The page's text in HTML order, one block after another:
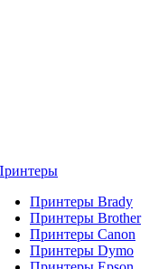
Принтеры Brady
Принтеры Brother
Принтеры Canon
Принтеры Dymo